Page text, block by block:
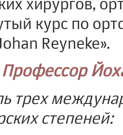
курс по
Reyneke».
Профессор
трех
степеней: